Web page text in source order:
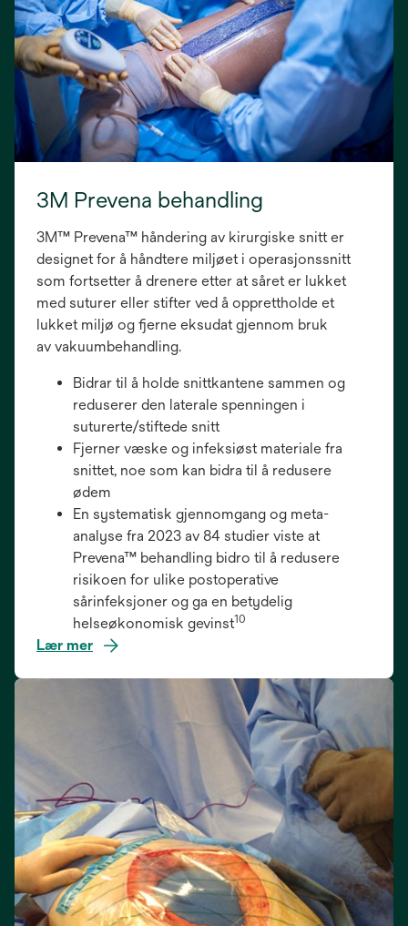
3M Prevena behandling
3M™ Prevena™ håndering av kirurgiske snitt er
designet for å håndtere miljøet i operasjonssnitt
som fortsetter å drenere etter at såret er lukket
med suturer eller stifter ved å opprettholde et
lukket miljø og fjerne eksudat gjennom bruk
av vakuumbehandling.
Bidrar til å holde snittkantene sammen og
reduserer den laterale spenningen i
suturerte/stiftede snitt
Fjerner væske og infeksiøst materiale fra
snittet, noe som kan bidra til å redusere
ødem
En systematisk gjennomgang og meta-
analyse fra 2023 av 84 studier viste at
Prevena™ behandling bidro til å redusere
risikoen for ulike postoperative
sårinfeksjoner og ga en betydelig
helseøkonomisk gevinst10
Lær mer